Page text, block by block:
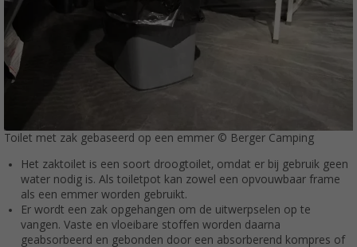
Toilet met zak gebaseerd op een emmer © Berger Camping
Het zaktoilet is een soort droogtoilet, omdat er bij gebruik geen
water nodig is. Als toiletpot kan zowel een opvouwbaar frame
als een emmer worden gebruikt.
Er wordt een zak opgehangen om de uitwerpselen op te
vangen. Vaste en vloeibare stoffen worden daarna
geabsorbeerd en gebonden door een absorberend kompres of